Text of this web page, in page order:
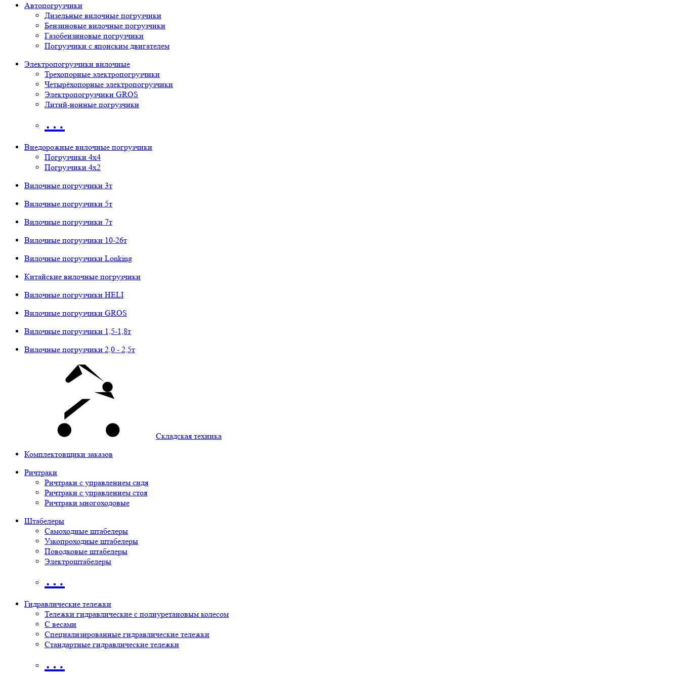
Автопогрузчики
Дизельные вилочные погрузчики
Бензиновые вилочные погрузчики
Газобензиновые погрузчики
Погрузчики с японским двигателем
Электропогрузчики вилочные
Трехопорные электропогрузчики
Четырёхопорные электропогрузчики
Электропогрузчики GROS
Литий-ионные погрузчики
…
Внедорожные вилочные погрузчики
Погрузчики 4х4
Погрузчики 4х2
Вилочные погрузчики 3т
Вилочные погрузчики 5т
Вилочные погрузчики 7т
Вилочные погрузчики 10-26т
Вилочные погрузчики Lonking
Китайские вилочные погрузчики
Вилочные погрузчики HELI
Вилочные погрузчики GROS
Вилочные погрузчики 1,5-1,8т
Вилочные погрузчики 2,0 - 2,5т
Складская техника
Комплектовщики заказов
Ричтраки
Ричтраки с управлением сидя
Ричтраки с управлением стоя
Ричтраки многоходовые
Штабелеры
Самоходные штабелеры
Узкопроходные штабелеры
Поводковые штабелеры
Электроштабелеры
…
Гидравлические тележки
Тележки гидравлические с полиуретановым колесом
С весами
Специализированные гидравлические тележки
Стандартные гидравлические тележки
…